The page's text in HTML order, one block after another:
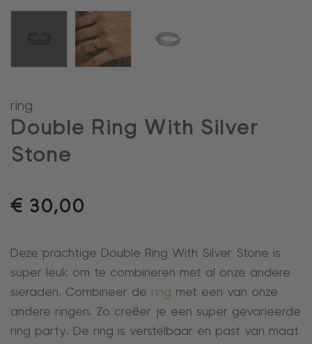
ring
Double Ring With Silver
Stone
€ 30,00
Deze prachtige Double Ring With Silver Stone is
super leuk om te combineren met al onze andere
sieraden. Combineer de ring met een van onze
andere ringen. Zo creëer je een super gevarieerde
ring party. De ring is verstelbaar en past van maat